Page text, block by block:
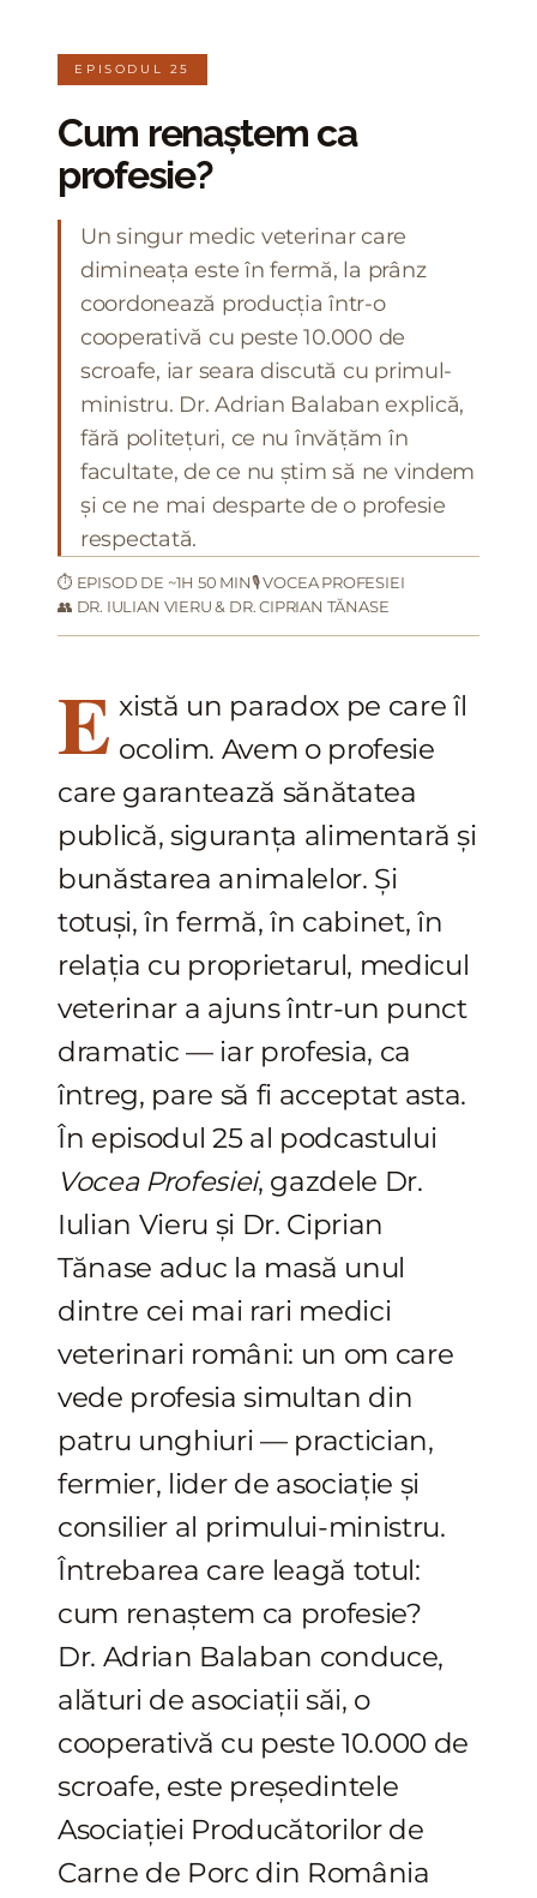
EPISODUL 25
Cum renaștem ca
profesie?
Un singur medic veterinar care
dimineața este în fermă, la prânz
coordonează producția într-o
cooperativă cu peste 10.000 de
scroafe, iar seara discută cu primul-
ministru. Dr. Adrian Balaban explică,
fără politețuri, ce nu învățăm în
facultate, de ce nu știm să ne vindem
și ce ne mai desparte de o profesie
respectată.
⏱ EPISOD DE ~1H 50 MIN🎙 VOCEA PROFESIEI
👥 DR. IULIAN VIERU & DR. CIPRIAN TĂNASE
E xistă un paradox pe care îl
ocolim. Avem o profesie
care garantează sănătatea
publică, siguranța alimentară și
bunăstarea animalelor. Și
totuși, în fermă, în cabinet, în
relația cu proprietarul, medicul
veterinar a ajuns într-un punct
dramatic — iar profesia, ca
întreg, pare să fi acceptat asta.
În episodul 25 al podcastului
Vocea Profesiei, gazdele Dr.
Iulian Vieru și Dr. Ciprian
Tănase aduc la masă unul
dintre cei mai rari medici
veterinari români: un om care
vede profesia simultan din
patru unghiuri — practician,
fermier, lider de asociație și
consilier al primului-ministru.
Întrebarea care leagă totul:
cum renaștem ca profesie?
Dr. Adrian Balaban conduce,
alături de asociații săi, o
cooperativă cu peste 10.000 de
scroafe, este președintele
Asociației Producătorilor de
Carne de Porc din România